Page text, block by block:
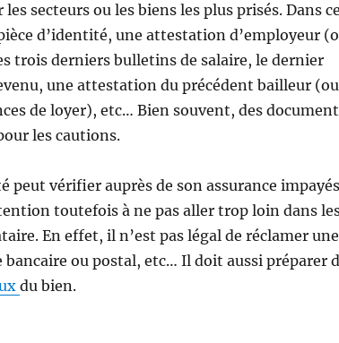
secteurs ou les biens les plus prisés. Dans
d’identité, une attestation d’employeur
trois derniers bulletins de salaire, le dernier
une attestation du précédent bailleur (ou
de loyer), etc… Bien souvent, des
les cautions.
peut vérifier auprès de son assurance impayés
toutefois à ne pas aller trop loin dans
En effet, il n’est pas légal de réclamer une
bancaire ou postal, etc… Il doit aussi préparer
du bien.